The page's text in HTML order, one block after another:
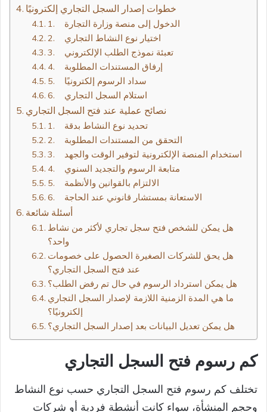
خطوات إصدار السجل التجاري إلكترونيًا
1. الدخول إلى منصة وزارة التجارة
2. اختيار نوع النشاط التجاري
3. تعبئة نموذج الطلب الإلكتروني
4. إرفاق المستندات المطلوبة
5. سداد الرسوم إلكترونيًا
6. استلام السجل التجاري
نصائح عملية عند فتح السجل التجاري
1. تحديد نوع النشاط بدقة
2. التحقق من المستندات المطلوبة
3. استخدام المنصة الإلكترونية لتوفير الوقت والجهد
4. متابعة الرسوم والتجديد السنوي
5. الالتزام بالقوانين والأنظمة
6. الاستعانة بمستشار قانوني عند الحاجة
أسئلة شائعة
هل يمكن للشخص فتح سجل تجاري لأكثر من نشاط
واحد؟
هل يحق للشركات الصغيرة الحصول على خصومات
عند فتح السجل التجاري؟
هل يمكن استرداد الرسوم في حال تم رفض الطلب؟
ما هي المدة الزمنية اللازمة لإصدار السجل التجاري
إلكترونيًا؟
هل يمكن تعديل البيانات بعد إصدار السجل التجاري؟
كم رسوم فتح السجل التجاري​
تختلف كم رسوم فتح السجل التجاري حسب نوع النشاط
وحجم المنشأة، سواء كانت أنشطة فردية أو شركات